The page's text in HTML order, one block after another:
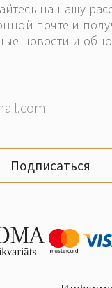
на нашу
почте и
новости и
Подписаться